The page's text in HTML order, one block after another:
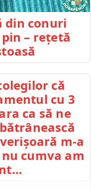
din conuri
– rețetă
că
cu 3
ca să ne
m-a
cumva am